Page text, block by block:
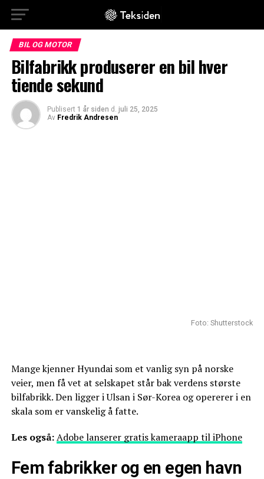
BIL OG MOTOR
Bilfabrikk produserer en bil hver
tiende sekund
Publisert 1 år siden d. juli 25, 2025
Av Fredrik Andresen
Foto: Shutterstock
Mange kjenner Hyundai som et vanlig syn på norske
veier, men få vet at selskapet står bak verdens største
bilfabrikk. Den ligger i Ulsan i Sør-Korea og opererer i en
skala som er vanskelig å fatte.
Les også:Adobe lanserer gratis kameraapp til iPhone
Fem fabrikker og en egen havn